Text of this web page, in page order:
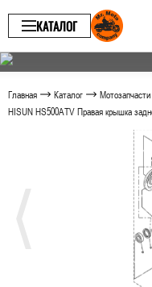
КАТАЛОГ
Главная Каталог
HISUN HS500ATV Правая крышка